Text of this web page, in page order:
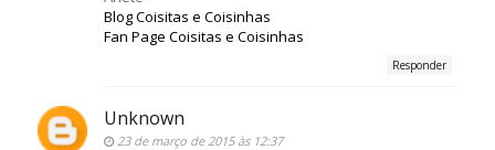
Blog Coisitas e Coisinhas
Fan Page Coisitas e Coisinhas
Responder
Unknown
23 de março de 2015 às 12:37